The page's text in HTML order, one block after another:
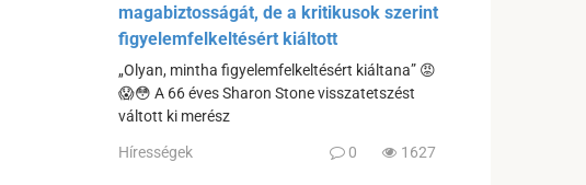
magabiztosságát, de a kritikusok szerint
figyelemfelkeltésért kiáltott
„Olyan, mintha figyelemfelkeltésért kiáltana” 😡
😱😳 A 66 éves Sharon Stone visszatetszést
váltott ki merész
Hírességek 0 1627